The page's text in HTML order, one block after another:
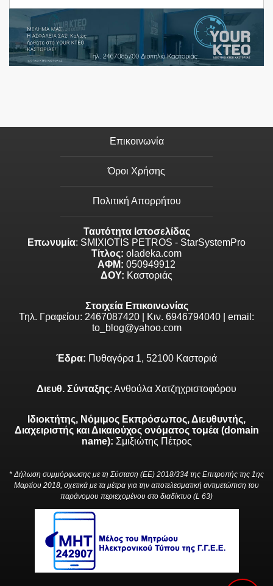
Επικοινωνία
Όροι Χρήσης
Πολιτική Απορρήτου
Ταυτότητα Ιστοσελίδας
Επωνυμία: SMIXIOTIS PETROS - StarSystemPro
Τίτλος: oladeka.com
ΑΦΜ: 050949912
ΔΟΥ: Καστοριάς
Στοιχεία Επικοινωνίας
Τηλ. Γραφείου: 2467087420 | Κιν. 6946794040 | email:
to_blog@yahoo.com
Έδρα: Πυθαγόρα 1, 52100 Καστοριά
Διευθ. Σύνταξης: Ανθούλα Χατζηχριστοφόρου
Ιδιοκτήτης, Νόμιμος Εκπρόσωπος, Διευθυντής,
Διαχειριστής και Δικαιούχος ονόματος τομέα (domain
name): Σμιξιώτης Πέτρος
* Δήλωση συμμόρφωσης με τη Σύσταση (ΕΕ) 2018/334 της Επιτροπής της 1ης
Μαρτίου 2018, σχετικά με τα μέτρα για την αποτελεσματική αντιμετώπιση του
παράνομου περιεχομένου στο διαδίκτυο (L 63)